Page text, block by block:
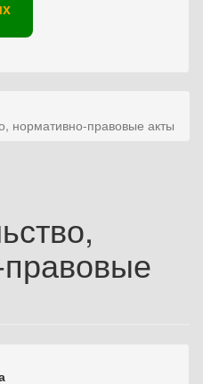
нормативно-правовые акты